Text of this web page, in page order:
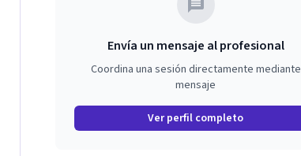
Envía un mensaje al profesional
Coordina una sesión directamente mediante
mensaje
Ver perfil completo